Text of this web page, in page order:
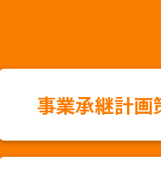
事業承継計画